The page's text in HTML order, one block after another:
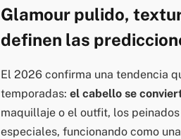
Glamour pulido,
definen las
El 2026 confirma una tendencia
temporadas: el cabello se
maquillaje o el outfit, los
especiales, funcionando como